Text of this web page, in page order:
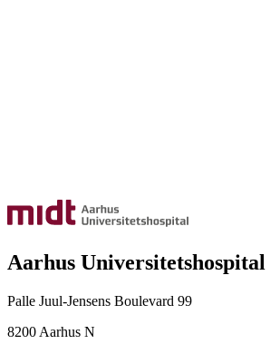
Aarhus Universitetshospital
Palle Juul-Jensens Boulevard 99
8200 Aarhus N